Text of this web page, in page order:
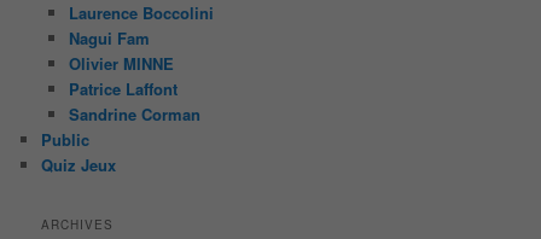
Laurence Boccolini
Nagui Fam
Olivier MINNE
Patrice Laffont
Sandrine Corman
Public
Quiz Jeux
ARCHIVES